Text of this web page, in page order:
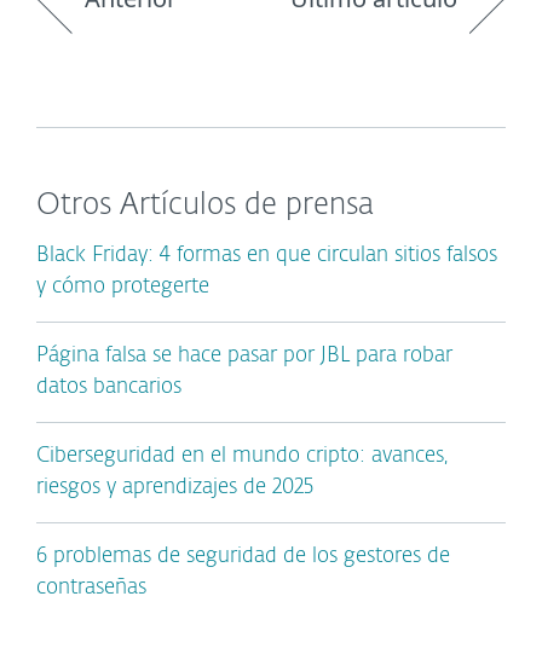
Otros Artículos de prensa
Black Friday: 4 formas en que circulan sitios falsos
y cómo protegerte
Página falsa se hace pasar por JBL para robar
datos bancarios
Ciberseguridad en el mundo cripto: avances,
riesgos y aprendizajes de 2025
6 problemas de seguridad de los gestores de
contraseñas